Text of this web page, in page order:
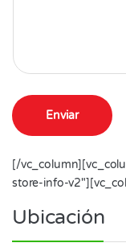
Enviar
[/
store-info-
Ubicación